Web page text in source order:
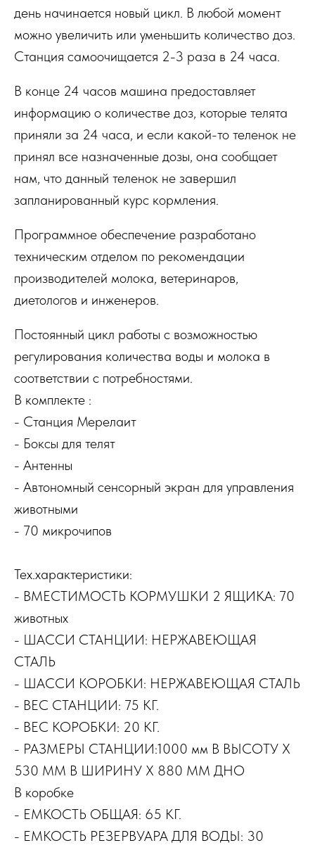
день начинается новый цикл. В любой момент
можно увеличить или уменьшить количество доз.
Станция самоочищается 2-3 раза в 24 часа.
В конце 24 часов машина предоставляет
информацию о количестве доз, которые телята
приняли за 24 часа, и если какой-то теленок не
принял все назначенные дозы, она сообщает
нам, что данный теленок не завершил
запланированный курс кормления.
Программное обеспечение разработано
техническим отделом по рекомендации
производителей молока, ветеринаров,
диетологов и инженеров.
Постоянный цикл работы с возможностью
регулирования количества воды и молока в
соответствии с потребностями.
В комплекте :
- Станция Мерелаит
- Боксы для телят
- Антенны
- Автономный сенсорный экран для управления
животными
- 70 микрочипов
Тех.характеристики:
- ВМЕСТИМОСТЬ КОРМУШКИ 2 ЯЩИКА: 70
животных
- ШАССИ СТАНЦИИ: НЕРЖАВЕЮЩАЯ
СТАЛЬ
- ШАССИ КОРОБКИ: НЕРЖАВЕЮЩАЯ СТАЛЬ
- ВЕС СТАНЦИИ: 75 КГ.
- ВЕС КОРОБКИ: 20 КГ.
- РАЗМЕРЫ СТАНЦИИ:1000 мм В ВЫСОТУ X
530 ММ В ШИРИНУ X 880 ММ ДНО
В коробке
- ЕМКОСТЬ ОБЩАЯ: 65 КГ.
- ЕМКОСТЬ РЕЗЕРВУАРА ДЛЯ ВОДЫ: 30